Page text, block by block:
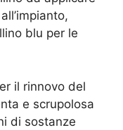
blu per le
il rinnovo del
e scrupolosa
di sostanze